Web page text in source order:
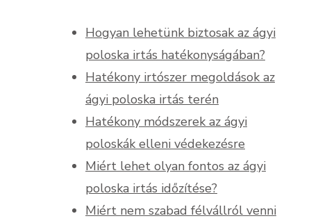
Hogyan lehetünk biztosak az ágyi
poloska irtás hatékonyságában?
Hatékony irtószer megoldások az
ágyi poloska irtás terén
Hatékony módszerek az ágyi
poloskák elleni védekezésre
Miért lehet olyan fontos az ágyi
poloska irtás időzítése?
Miért nem szabad félvállról venni